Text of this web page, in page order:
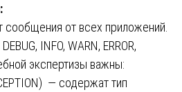
сообщения от всех приложений.
INFO, WARN, ERROR,
экспертизы важны:
— содержат тип